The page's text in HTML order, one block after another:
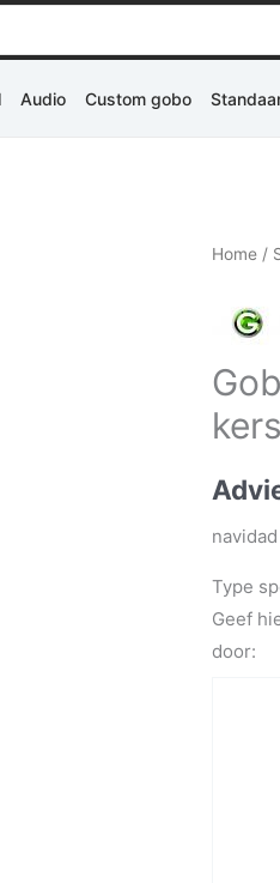
Audio Custom gobo
Home /
navidad
Type
Geef
door: